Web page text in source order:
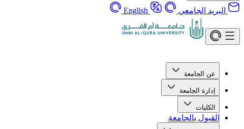
البريد الجامعي English
عن الجامعة
إدارة الجامعة
الكليات
القبول بالجامعة